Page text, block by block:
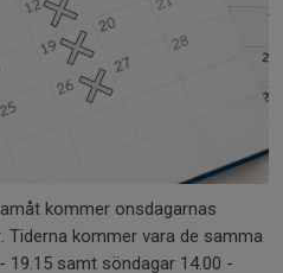
kommer onsdagarnas
kommer vara de samma
19.15 samt söndagar 14.00 -